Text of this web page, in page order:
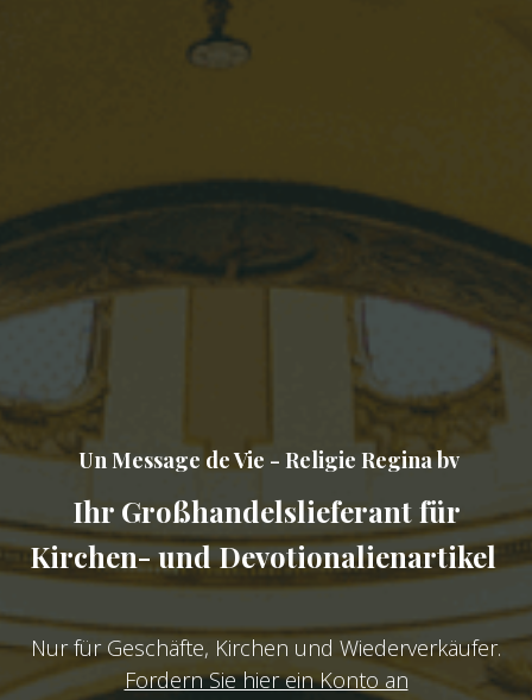
Un Message de Vie - Religie Regina bv
Ihr Großhandelslieferant für
Kirchen- und Devotionalienartikel
Nur für Geschäfte, Kirchen und Wiederverkäufer. ​
Fordern Sie hier ein Konto an